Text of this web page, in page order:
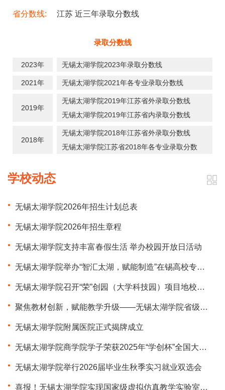
省分数线: 江苏 近三年录取分数线
录取分数线
2023年 无锡太湖学院2023年录取分数线
2021年 无锡太湖学院2021年各专业录取分数线
2019年
无锡太湖学院2019年江苏省外录取分数线
无锡太湖学院2019年江苏省内录取分数线
2018年
无锡太湖学院2018年江苏省外录取分数线
无锡太湖学院江苏省2018年各专业录取分数
学校动态
无锡太湖学院2026年招生计划总表
无锡太湖学院2026年招生章程
无锡太湖学院支持丰富春假生活 举办校园开放日活动
无锡太湖学院举办“智汇太湖，赋能制造”在锡高校专场招聘会
无锡太湖学院召开“荣”创园（大学科技园）项目地校共建推进会
聚焦教材创新，赋能教学升级——无锡太湖学院省级重点课题再添新绩
无锡太湖学院附属医院正式揭牌成立
无锡太湖学院商学院学子荣获2025年“学创杯”全国大学生创业综合模拟大赛总决赛特等奖
无锡太湖学院举行2026届毕业生秋季实习就业双选会
喜报！无锡太湖学院实现国家级虚拟仿真教学实验室突破！